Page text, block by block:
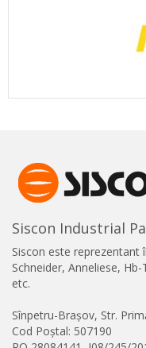
Siscon Industrial
Siscon este reprezentant
Schneider, Anneliese,
etc.
Sînpetru-Brașov, Str.
Cod Poștal: 507190